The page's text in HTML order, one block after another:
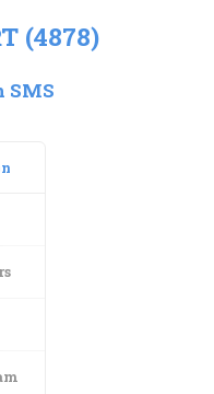
(4878)
SMS